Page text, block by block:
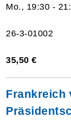
Mo., 19:30 -
26-3-01002
35,50 €
Frankreich